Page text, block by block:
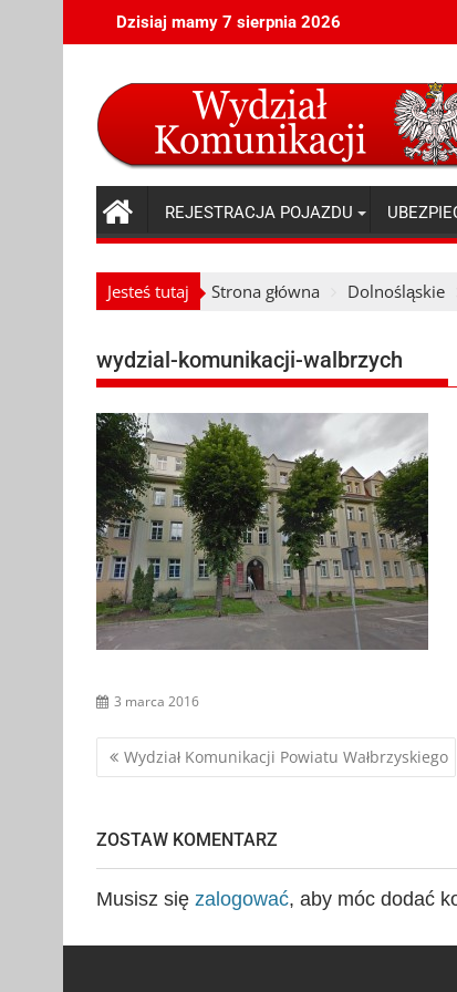
to
Dzisiaj mamy 7 sierpnia 2026
REJESTRACJA POJAZDU
Jesteś tutaj Strona główna Dolnośląskie
wydzial-komunikacji-walbrzych
3 marca 2016
Nawigacja
Wydział Komunikacji Powiatu Wałbrzyskiego
ZOSTAW KOMENTARZ
Musisz się zalogować, aby móc dodać